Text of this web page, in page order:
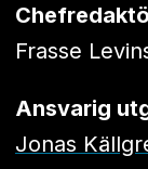
Frasse
Ansvarig
Jonas